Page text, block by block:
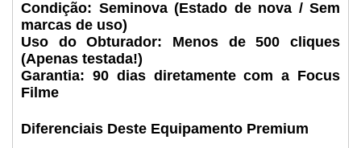
Condição: Seminova (Estado de nova / Sem
marcas de uso)
Uso do Obturador: Menos de500 cliques
(Apenas testada!)
Garantia: 90 dias diretamente com a Focus
Filme
Diferenciais Deste Equipamento Premium